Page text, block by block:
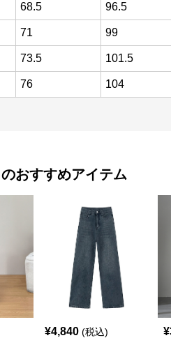
68.5 96.5
71 99
73.5 101.5
76 104
のおすすめアイテム
¥4,840 (税込) ¥